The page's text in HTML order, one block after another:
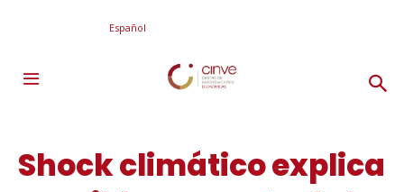
Español
Shock climático explica